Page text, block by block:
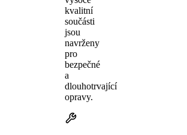
kvalitní
součásti
jsou
navrženy
pro
bezpečné
a
dlouhotrvající
opravy.